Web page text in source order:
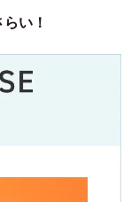
い！